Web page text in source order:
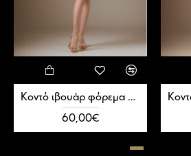
Kοντό ιβουάρ φόρεμα από δαντέλα
60,00€